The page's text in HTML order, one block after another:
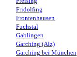
Fridolfing
Frontenhausen
Fuchstal
Gablingen
Garching (Alz)
Garching bei München